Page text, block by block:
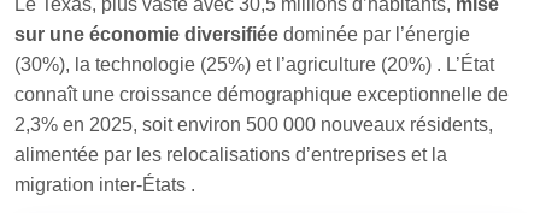
Le Texas, plus vaste avec 30,5 millions d’habitants, mise
sur une économie diversifiée dominée par l’énergie
(30%), la technologie (25%) et l’agriculture (20%) . L’État
connaît une croissance démographique exceptionnelle de
2,3% en 2025, soit environ 500 000 nouveaux résidents,
alimentée par les relocalisations d’entreprises et la
migration inter-États .